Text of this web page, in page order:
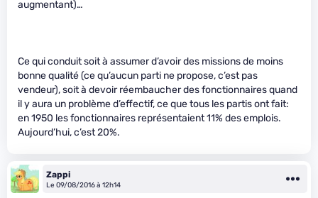
augmentant)…
Ce qui conduit soit à assumer d’avoir des missions de moins
bonne qualité (ce qu’aucun parti ne propose, c’est pas
vendeur), soit à devoir réembaucher des fonctionnaires quand
il y aura un problème d’effectif, ce que tous les partis ont fait:
en 1950 les fonctionnaires représentaient 11% des emplois.
Aujourd’hui, c’est 20%.
Zappi
Le 09/08/2016 à 12h14